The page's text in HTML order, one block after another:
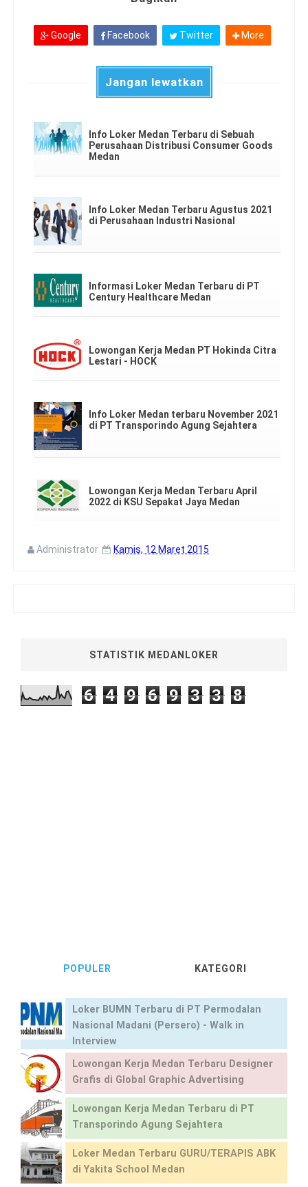
Google Facebook Twitter More
Jangan lewatkan
Info Loker Medan Terbaru di Sebuah
Perusahaan Distribusi Consumer Goods
Medan
Info Loker Medan Terbaru Agustus 2021
di Perusahaan Industri Nasional
Informasi Loker Medan Terbaru di PT
Century Healthcare Medan
Lowongan Kerja Medan PT Hokinda Citra
Lestari - HOCK
Info Loker Medan terbaru November 2021
di PT Transporindo Agung Sejahtera
Lowongan Kerja Medan Terbaru April
2022 di KSU Sepakat Jaya Medan
Administrator Kamis, 12 Maret 2015
STATISTIK MEDANLOKER
6 4 9 6 9 3 3 8
POPULER KATEGORI
Loker BUMN Terbaru di PT Permodalan
Nasional Madani (Persero) - Walk in
Interview
Lowongan Kerja Medan Terbaru Designer
Grafis di Global Graphic Advertising
Lowongan Kerja Medan Terbaru di PT
Transporindo Agung Sejahtera
Loker Medan Terbaru GURU/TERAPIS ABK
di Yakita School Medan